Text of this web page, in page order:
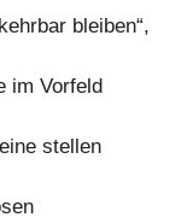
bleiben“,
im Vorfeld
stellen